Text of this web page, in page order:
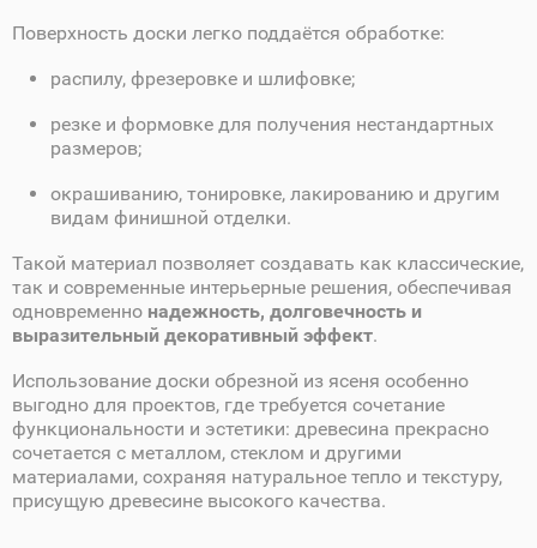
Поверхность доски легко поддаётся обработке:
распилу, фрезеровке и шлифовке;
резке и формовке для получения нестандартных
размеров;
окрашиванию, тонировке, лакированию и другим
видам финишной отделки.
Такой материал позволяет создавать как классические,
так и современные интерьерные решения, обеспечивая
одновременно надежность, долговечность и
выразительный декоративный эффект.
Использование доски обрезной из ясеня особенно
выгодно для проектов, где требуется сочетание
функциональности и эстетики: древесина прекрасно
сочетается с металлом, стеклом и другими
материалами, сохраняя натуральное тепло и текстуру,
присущую древесине высокого качества.